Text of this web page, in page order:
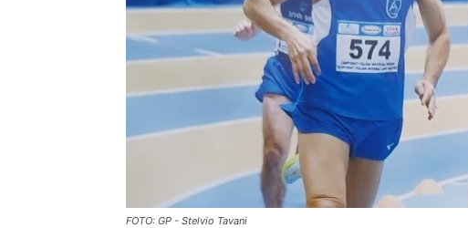
FOTO: GP - Stelvio Tavani